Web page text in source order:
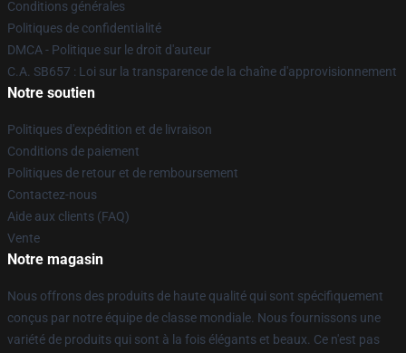
Conditions générales
Politiques de confidentialité
DMCA - Politique sur le droit d'auteur
C.A. SB657 : Loi sur la transparence de la chaîne d'approvisionnement
Notre soutien
Politiques d'expédition et de livraison
Conditions de paiement
Politiques de retour et de remboursement
Contactez-nous
Aide aux clients (FAQ)
Vente
Notre magasin
Nous offrons des produits de haute qualité qui sont spécifiquement
conçus par notre équipe de classe mondiale. Nous fournissons une
variété de produits qui sont à la fois élégants et beaux. Ce n'est pas